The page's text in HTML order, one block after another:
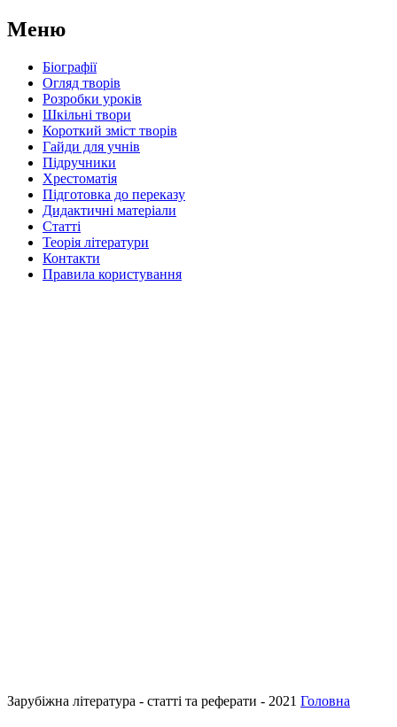
Меню
Біографії
Огляд творів
Розробки уроків
Шкільні твори
Короткий зміст творів
Гайди для учнів
Підручники
Хрестоматія
Підготовка до переказу
Дидактичні матеріали
Статті
Теорія літератури
Контакти
Правила користування
Зарубіжна література - статті та реферати - 2021 Головна